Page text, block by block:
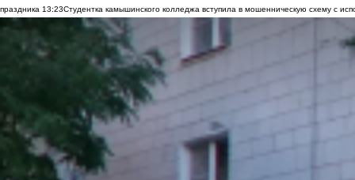
праздника 13:23Студентка камышинского колледжа вступила в мошенническую схему с